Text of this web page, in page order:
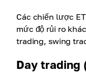
Các chiến lược
mức độ rủi ro
trading, swing
Day trading